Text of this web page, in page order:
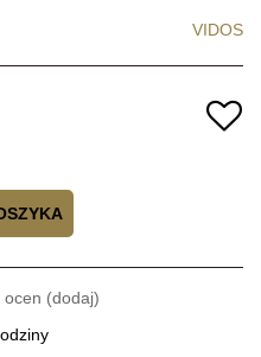
VIDOS
ocen (dodaj)